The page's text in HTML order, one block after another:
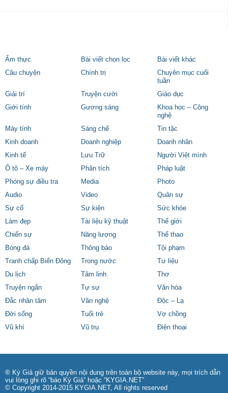
Ẩm thực Bài viết chọn lọc
Bài viết khác
Câu chuyện
Chính trị
Chuyên mục cuối
tuần
Giải trí
Truyện cười
Giáo dục
Giới tính
Gương sáng
Khoa học – Công
nghệ
Máy tính
Sáng chế
Tin tặc
Kinh doanh
Doanh nghiệp
Doanh nhân
Kinh tế
Lưu Trữ
Người Việt mình
Ô tô – Xe máy
Phân tích
Pháp luật
Phóng sự điều tra
Media
Photo
Audio
Video
Quân sự
Sự cố
Sự kiện
Sức khỏe
Làm đẹp
Tài liệu kỹ thuật
Thế giới
Chiến sự
Năng lượng
Thể thao
Bóng đá
Thông báo
Tội phạm
Tranh chấp Biển Đông
Trong nước
Tư liệu
Du lịch
Tâm linh
Thơ
Truyện ngắn
Tự sự
Văn hóa
Đắc nhân tâm
Văn nghệ
Độc – Lạ
Đời sống
Tuổi trẻ
Vợ chồng
Vũ khí
Vũ trụ Điện thoại
® Ký Giả giữ bản quyền nội dung trên toàn bộ website này, mọi trích dẫn
vui lòng ghi rõ “báo Ký Giả” hoặc “KYGIA.NET”
© Copyright 2014-2015 KYGIA.NET, All rights reserved